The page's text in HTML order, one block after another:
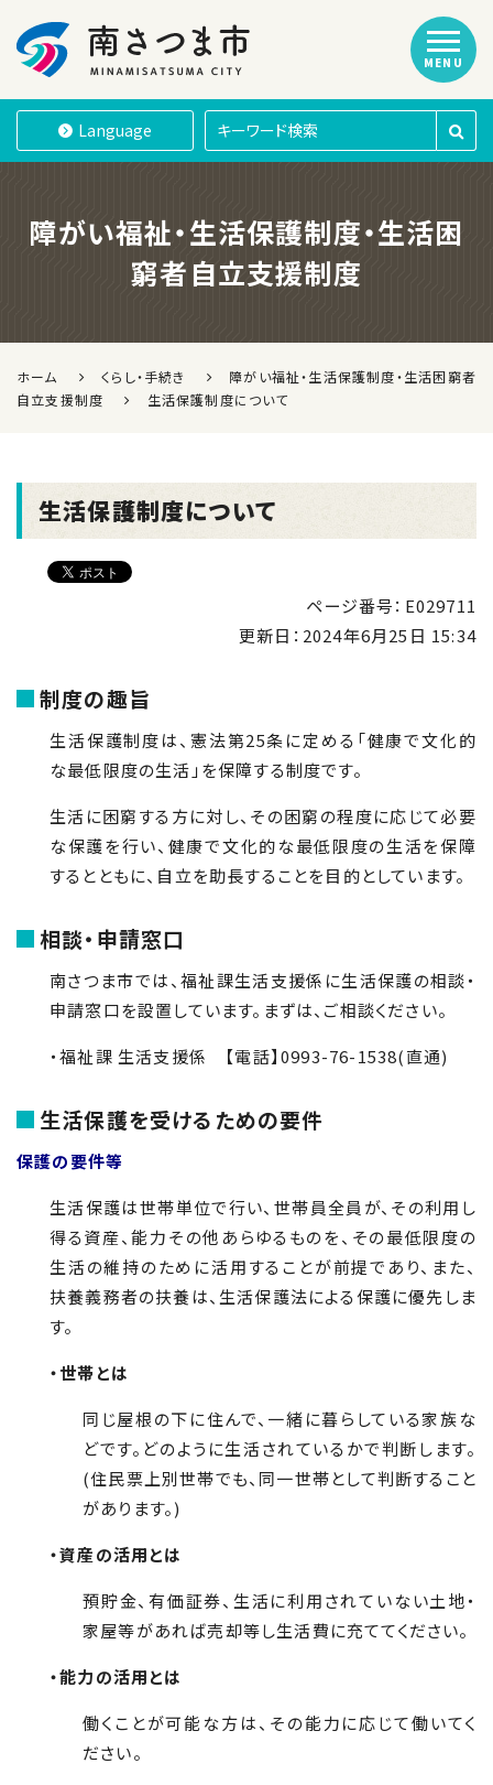
南さつま市
Language
MENU
障がい福祉・生活保護制度・生活困
窮者自立支援制度
ホーム くらし・手続き
障がい福祉・生活保護制度・生活困窮者
自立支援制度
生活保護制度について
生活保護制度について
ページ番号：E029711
更新日： 2024年6月25日 15:34
制度の趣旨
生活保護制度は、憲法第25条に定める「健康で文化的
な最低限度の生活」を保障する制度です。
生活に困窮する方に対し、その困窮の程度に応じて必要
な保護を行い、健康で文化的な最低限度の生活を保障
するとともに、自立を助長することを目的としています。
相談・申請窓口
南さつま市では、福祉課生活支援係に生活保護の相談・
申請窓口を設置しています。まずは、ご相談ください。
・福祉課 生活支援係 【電話】0993-76-1538(直通)
生活保護を受けるための要件
保護の要件等
生活保護は世帯単位で行い、世帯員全員が、その利用し
得る資産、能力その他あらゆるものを、その最低限度の
生活の維持のために活用することが前提であり、また、
扶養義務者の扶養は、生活保護法による保護に優先しま
す。
・世帯とは
同じ屋根の下に住んで、一緒に暮らしている家族な
どです。どのように生活されているかで判断します。
(住民票上別世帯でも、同一世帯として判断すること
があります。)
・資産の活用とは
預貯金、有価証券、生活に利用されていない土地・
家屋等があれば売却等し生活費に充ててください。
・能力の活用とは
働くことが可能な方は、その能力に応じて働いてく
ださい。